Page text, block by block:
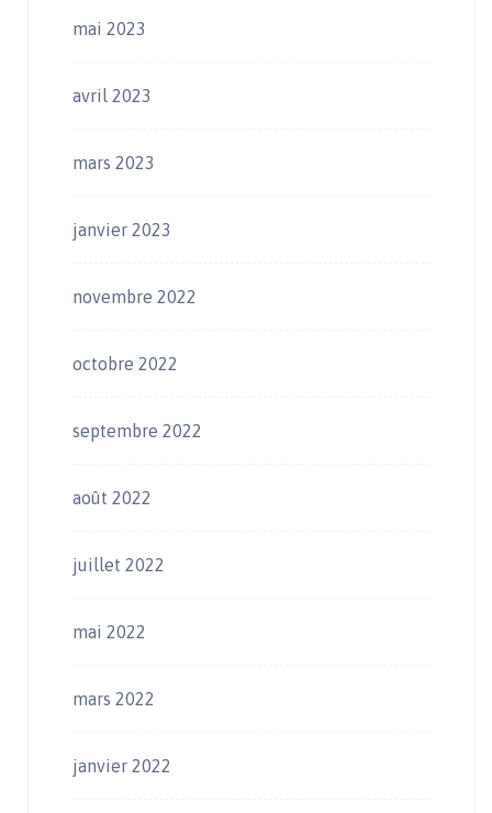
mai 2023
avril 2023
mars 2023
janvier 2023
novembre 2022
octobre 2022
septembre 2022
août 2022
juillet 2022
mai 2022
mars 2022
janvier 2022